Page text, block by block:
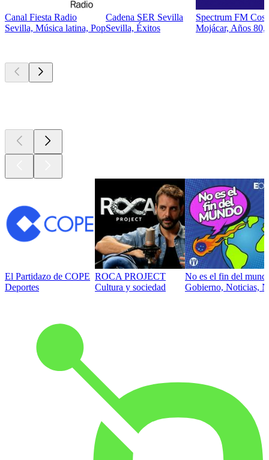
Canal Fiesta Radio
Sevilla, Música latina, Pop
Cadena SER Sevilla
Sevilla, Éxitos
Spectrum FM
Mojácar, Años 80,
El Partidazo de COPE
Deportes
ROCA PROJECT
Cultura y sociedad
No es el fin del
Gobierno, Noticias,